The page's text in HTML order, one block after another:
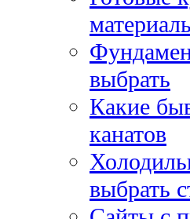
выбрать
Какие
канатов
выбрать